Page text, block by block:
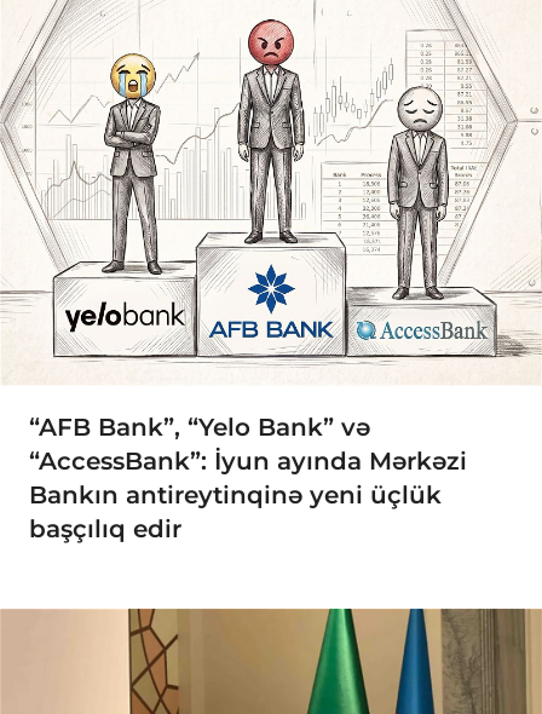
“AFB Bank”, “Yelo Bank” və
“AccessBank”: İyun ayında Mərkəzi
Bankın antireytinqinə yeni üçlük
başçılıq edir